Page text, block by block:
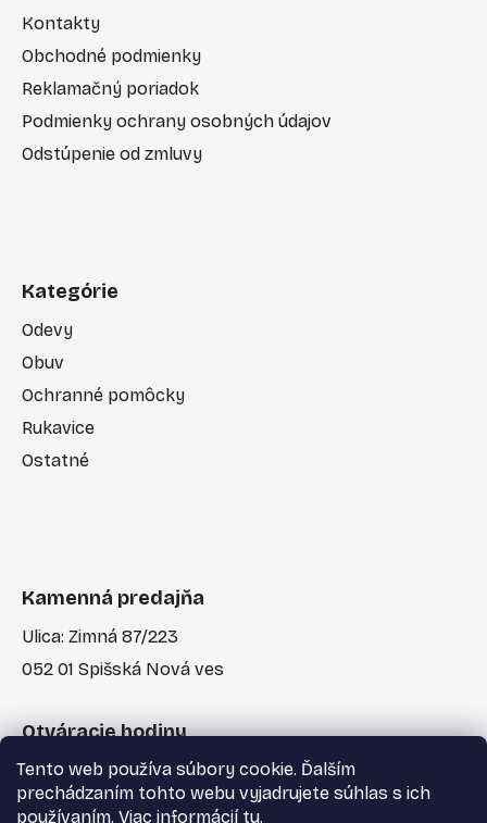
Tento web používa súbory cookie. Ďalším
prechádzaním tohto webu vyjadrujete súhlas s ich
používaním. Viac informácií tu.
Kontakty
Obchodné podmienky
Reklamačný poriadok
Podmienky ochrany osobných údajov
Odstúpenie od zmluvy
Kategórie
Odevy
Obuv
Ochranné pomôcky
Rukavice
Ostatné
Kamenná predajňa
Ulica: Zimná 87/223
052 01 Spišská Nová ves
Otváracie hodiny
Po-Pia: 7:30 - 17:00